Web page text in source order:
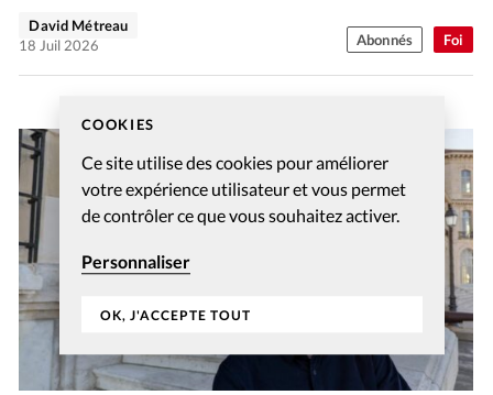
COOKIES
Ce site utilise des cookies pour améliorer
votre expérience utilisateur et vous permet
de contrôler ce que vous souhaitez activer.
Personnaliser
OK, J'ACCEPTE TOUT
Foi
David Métreau
18 Juil 2026
Abonnés